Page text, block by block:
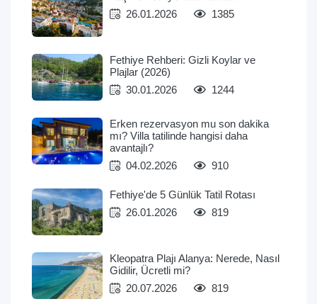
26.01.2026
1385
Fethiye Rehberi: Gizli Koylar ve
Plajlar (2026)
30.01.2026
1244
Erken rezervasyon mu son dakika
mı? Villa tatilinde hangisi daha
avantajlı?
04.02.2026
910
Fethiye'de 5 Günlük Tatil Rotası
26.01.2026
819
Kleopatra Plajı Alanya: Nerede, Nasıl
Gidilir, Ücretli mi?
20.07.2026
819